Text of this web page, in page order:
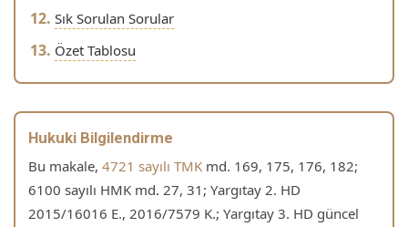
Sık Sorulan Sorular
Özet Tablosu
Hukuki Bilgilendirme
Bu makale, 4721 sayılı TMK md. 169, 175, 176, 182;
6100 sayılı HMK md. 27, 31; Yargıtay 2. HD
2015/16016 E., 2016/7579 K.; Yargıtay 3. HD güncel